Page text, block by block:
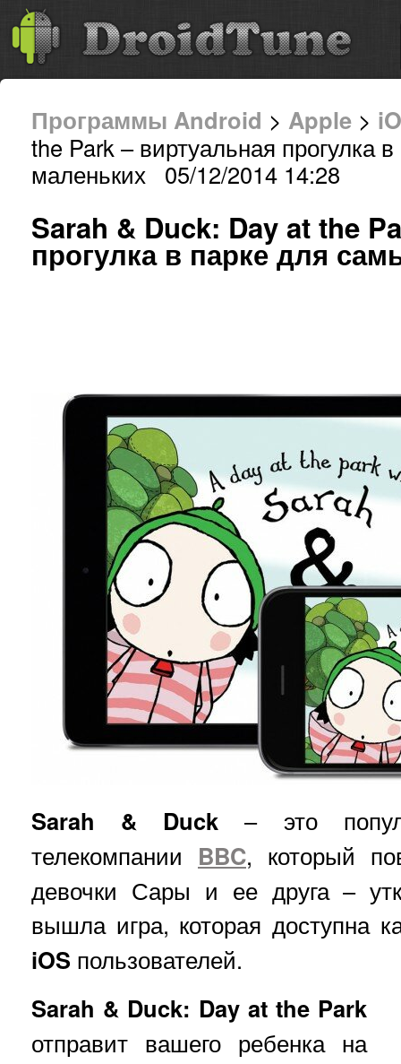
Программы Android > Apple >
the Park – виртуальная прогулка
маленьких 05/12/2014 14:28
Sarah & Duck: Day at the
прогулка в парке для
Sarah & Duck – это
телекомпании BBC, который
девочки Сары и ее друга –
вышла игра, которая доступна
iOS пользователей.
Sarah & Duck: Day at the Park
отправит вашего ребенка на